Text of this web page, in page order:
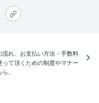
れ、お支払い方法・手数料
て頂くための制度やマナー
。